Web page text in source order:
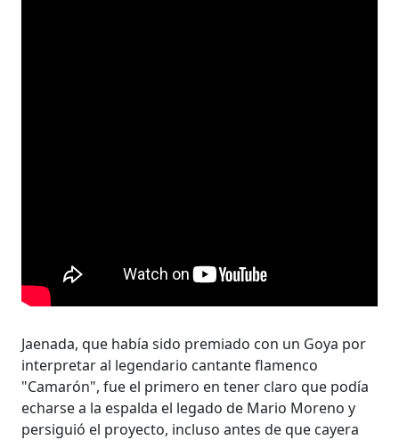
Jaenada, que había sido premiado con un Goya por
interpretar al legendario cantante flamenco
"Camarón", fue el primero en tener claro que podía
echarse a la espalda el legado de Mario Moreno y
persiguió el proyecto, incluso antes de que cayera